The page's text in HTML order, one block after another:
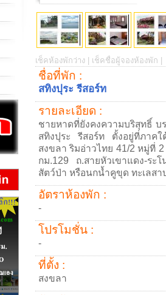
เช็คห้องพักว่าง | เช็คชื่อผู้จองห้องพัก |
ชื่อที่พัก :
สทิงปุระ รีสอร์ท
รายละเอียด :
ชายหาดที่ยังคงความบริสุทธิ์ บ
สทิงปุระ รีสอร์ท ตั้งอยู่ที่ภาคใ
สงขลา ริมอ่าวไทย 41/2 หมู่ที่
กม.129 ถ.สายหัวเขาแดง-ระ
สัตว์ป่า หรือนกน้ำคูขุด ทะเลสา
อัตราห้องพัก :
-
โปรโมชั่น :
-
ที่ตั้ง :
สงขลา